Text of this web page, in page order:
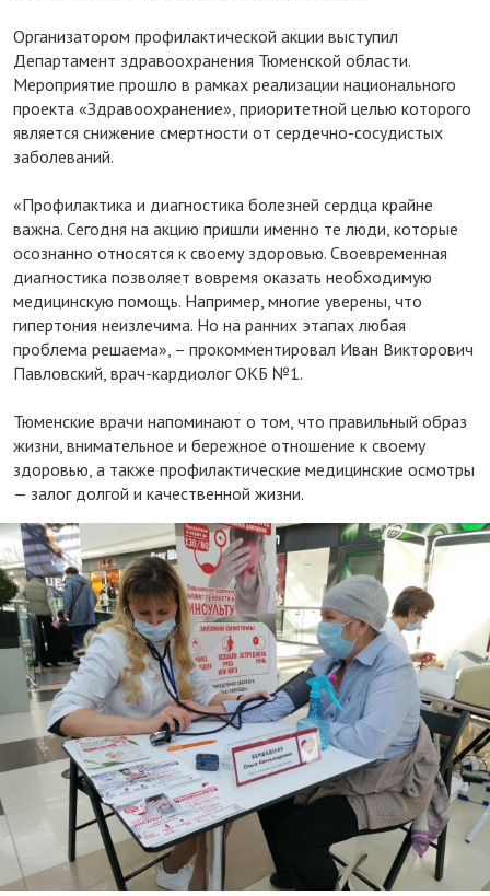
Организатором профилактической акции выступил
Департамент здравоохранения Тюменской области.
Мероприятие прошло в рамках реализации национального
проекта «Здравоохранение», приоритетной целью которого
является снижение смертности от сердечно-сосудистых
заболеваний.
«Профилактика и диагностика болезней сердца крайне
важна. Сегодня на акцию пришли именно те люди, которые
осознанно относятся к своему здоровью. Своевременная
диагностика позволяет вовремя оказать необходимую
медицинскую помощь. Например, многие уверены, что
гипертония неизлечима. Но на ранних этапах любая
проблема решаема», – прокомментировал Иван Викторович
Павловский, врач-кардиолог ОКБ №1.
Тюменские врачи напоминают о том, что правильный образ
жизни, внимательное и бережное отношение к своему
здоровью, а также профилактические медицинские осмотры
— залог долгой и качественной жизни.